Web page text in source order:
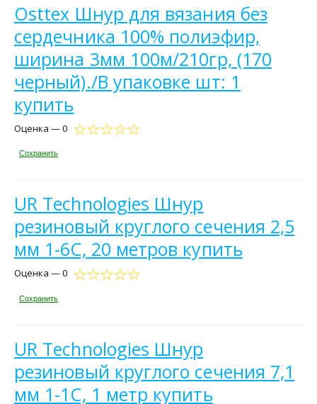
Osttex Шнур для вязания без
сердечника 100% полиэфир,
ширина 3мм 100м/210гр, (170
черный)./В упаковке шт: 1
купить
Оценка — 0
Сохранить
UR Technologies Шнур
резиновый круглого сечения 2,5
мм 1-6С, 20 метров купить
Оценка — 0
Сохранить
UR Technologies Шнур
резиновый круглого сечения 7,1
мм 1-1С, 1 метр купить